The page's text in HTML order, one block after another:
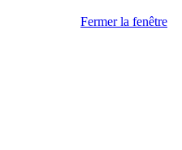
Fermer la fenêtre